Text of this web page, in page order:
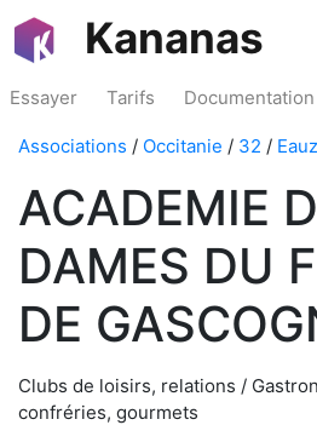
Kananas
Essayer Tarifs Documentation
Associations / Occitanie / 32 /
ACADEMIE
DAMES DU
DE
Clubs de loisirs, relations /
confréries, gourmets